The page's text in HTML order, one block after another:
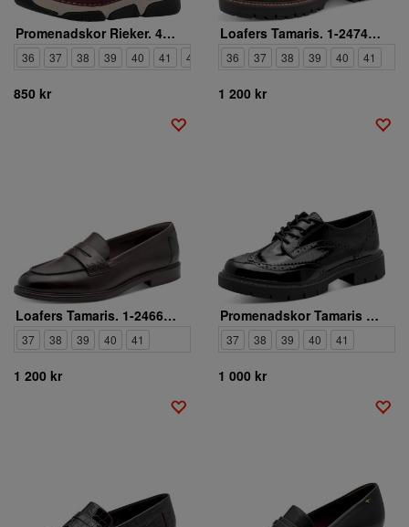
Promenadskor Rieker. 45973-36
36 37 38 39 40 41 42
850 kr
Loafers Tamaris. 1-24740-47-304
36 37 38 39 40 41
1 200 kr
Loafers Tamaris. 1-24660-45-366
37 38 39 40 41
1 200 kr
Promenadskor Tamaris Comfort. 8-83711-47-018
37 38 39 40 41
1 000 kr